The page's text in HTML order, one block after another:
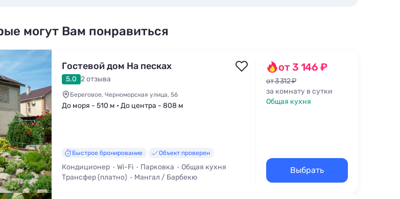
могут Вам понравиться
Гостевой дом На песках
5.0 2 отзыва
Береговое, Черноморская улица, 56
До моря - 510 м • До центра - 808 м
Быстрое бронирование Объект проверен
Кондиционер Wi-Fi Парковка
Общая кухня
Трансфер (платно)
Мангал / Барбекю
от 3 146 ₽
от 3 312 ₽
за комнату в сутки
Общая кухня
Выбрать